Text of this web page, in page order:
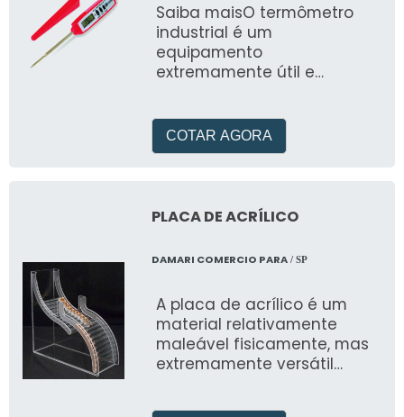
Saiba maisO termômetro
industrial é um
equipamento
extremamente útil e
COTAR AGORA
PLACA DE ACRÍLICO
DAMARI COMERCIO PARA/ SP
A placa de acrílico é um
material relativamente
maleável fisicamente, mas
extremamente versátil